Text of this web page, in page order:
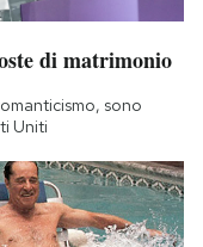
di matrimonio
sono
Uniti